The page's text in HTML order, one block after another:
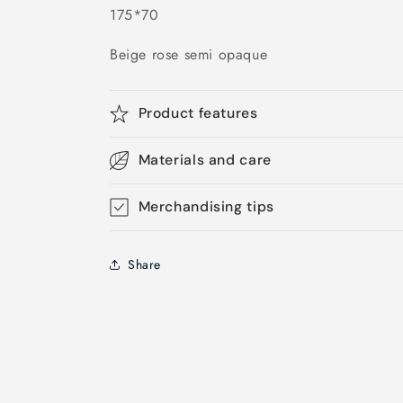
175*70
Beige rose semi opaque
Product features
Materials and care
Merchandising tips
Share